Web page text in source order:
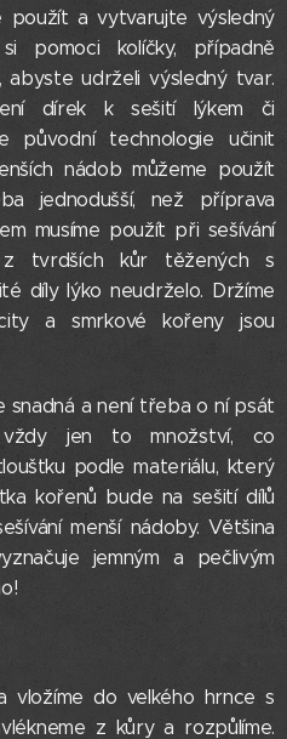
a vytvarujte výsledný
pomoci kolíčky, případně
abyste udrželi výsledný tvar.
dírek k sešití lýkem či
původní technologie učinit
nádob můžeme použít
jednodušší, než příprava
musíme použít při sešívání
z tvrdších kůr těžených s
díly lýko neudrželo. Držíme
a smrkové kořeny jsou
snadná a není třeba o ní psát
vždy jen to množství, co
podle materiálu, který
kořenů bude na sešití dílů
menší nádoby. Většina
jemným a pečlivým
vložíme do velkého hrnce s
z kůry a rozpůlíme.